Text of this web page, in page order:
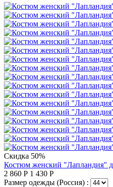
Скидка 50%
Костюм женский "Лапландия"
2 860 Р 1 430 Р
Размер одежды (Россия) :